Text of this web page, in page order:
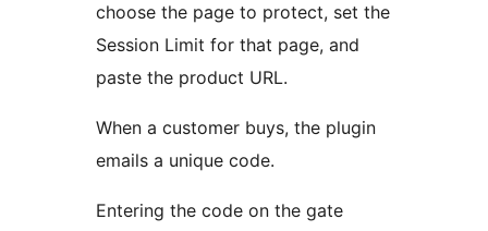
choose the page to protect, set the
Session Limit for that page, and
paste the product URL.
When a customer buys, the plugin
emails a unique code.
Entering the code on the gate